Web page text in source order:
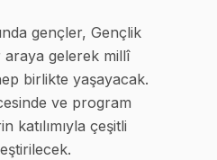
gençler, Gençlik
gelerek millî
birlikte yaşayacak.
ve program
katılımıyla çeşitli